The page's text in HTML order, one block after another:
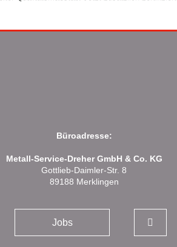
Büroadresse:
Metall-Service-Dreher GmbH & Co. KG
Gottlieb-Daimler-Str. 8
89188 Merklingen
Jobs